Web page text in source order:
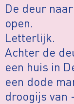
De deur
open.
Letterlijk.
Achter de
een huis in
een dode
droogijs van